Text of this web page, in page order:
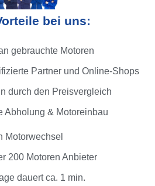
bei uns:
gebrauchte Motoren
Partner und Online-Shops
durch den Preisvergleich
Abholung & Motoreinbau
Motorwechsel
200 Motoren Anbieter
dauert ca. 1 min.